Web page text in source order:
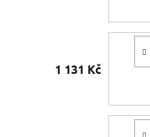
1 131 Kč